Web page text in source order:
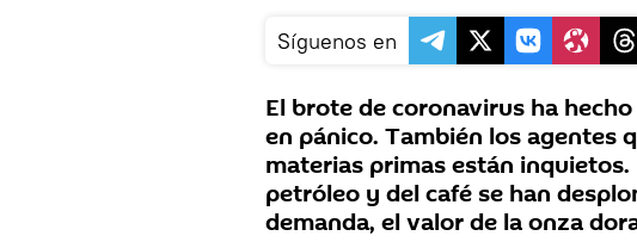
Síguenos en
El brote de coronavirus ha
en pánico. También los agentes
materias primas están
petróleo y del café se han
demanda, el valor de la onza